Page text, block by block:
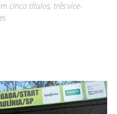
cinco títulos, três vice-